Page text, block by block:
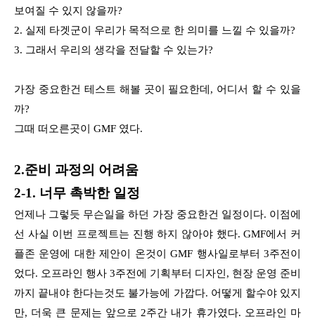
보여질 수 있지 않을까?
2. 실제 타겟군이 우리가 목적으로 한 의미를 느낄 수 있을까?
3. 그래서 우리의 생각을 전달할 수 있는가?
가장 중요한건 테스트 해볼 곳이 필요한데, 어디서 할 수 있을
까?
그때 떠오른곳이 GMF 였다.
2.준비 과정의 어려움
2-1. 너무 촉박한 일정
언제나 그렇듯 무슨일을 하던 가장 중요한건 일정이다. 이점에
선 사실 이번 프로젝트는 진행 하지 않아야 했다. GMF에서 커
플존 운영에 대한 제안이 온것이 GMF 행사일로부터 3주전이
었다. 오프라인 행사 3주전에 기획부터 디자인, 현장 운영 준비
까지 끝내야 한다는것도 불가능에 가깝다. 어떻게 할수야 있지
만, 더욱 큰 문제는 앞으로 2주간 내가 휴가였다. 오프라인 마